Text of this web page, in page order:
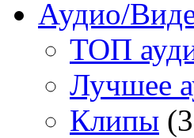
Аудио/
TOП
Лучшее
Клипы